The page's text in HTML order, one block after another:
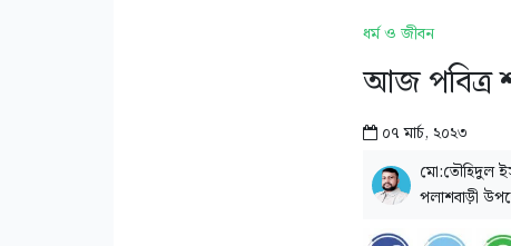
ধর্ম ও জীবন
আজ পবিত্র
০৭ মার্চ, ২০২৩
মো:তৌহিদুল
পলাশবাড়ী